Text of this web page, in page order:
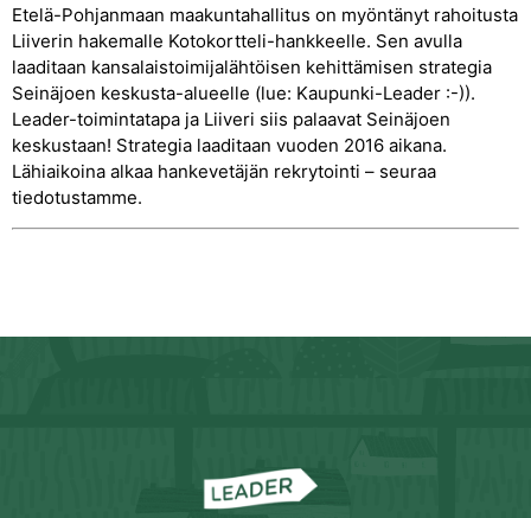
Etelä-Pohjanmaan maakuntahallitus on myöntänyt rahoitusta
Liiverin hakemalle Kotokortteli-hankkeelle. Sen avulla
laaditaan kansalaistoimijalähtöisen kehittämisen strategia
Seinäjoen keskusta-alueelle (lue: Kaupunki-Leader :-)).
Leader-toimintatapa ja Liiveri siis palaavat Seinäjoen
keskustaan! Strategia laaditaan vuoden 2016 aikana.
Lähiaikoina alkaa hankevetäjän rekrytointi – seuraa
tiedotustamme.